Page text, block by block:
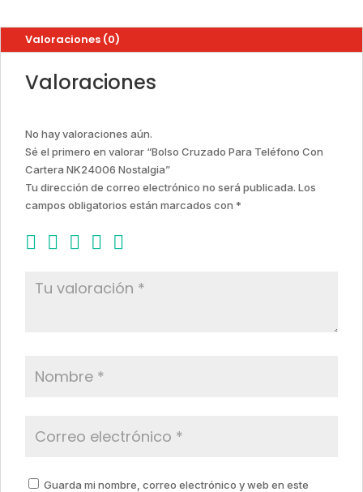
Valoraciones (0)
Valoraciones
No hay valoraciones aún.
Sé el primero en valorar “Bolso Cruzado Para Teléfono Con
Cartera NK24006 Nostalgia”
Tu dirección de correo electrónico no será publicada. Los
campos obligatorios están marcados con *
Guarda mi nombre, correo electrónico y web en este